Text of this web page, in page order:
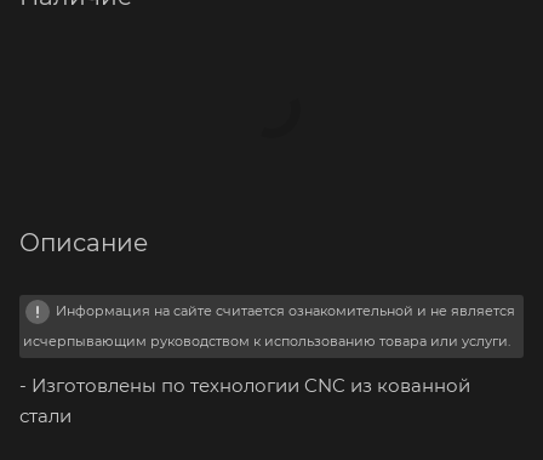
Описание
Информация на сайте считается ознакомительной и не является
исчерпывающим руководством к использованию товара или услуги.
- Изготовлены по технологии CNC из кованной
стали